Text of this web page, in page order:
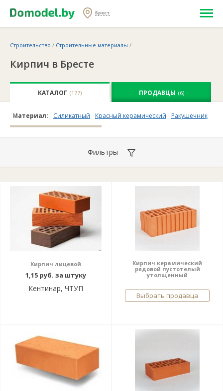
Брест
Строительство / Строительные материалы /
Кирпич в Бресте
КАТАЛОГ (177) ПРОДАВЦЫ (6)
Материал: Силикатный Красный керамический Ракушечник
Фильтры
Кирпич лицевой
1,15 руб. за штуку
Кентинар, ЧТУП
Кирпич керамический
рядовой пустотелый
утолщенный
Выбрать продавца